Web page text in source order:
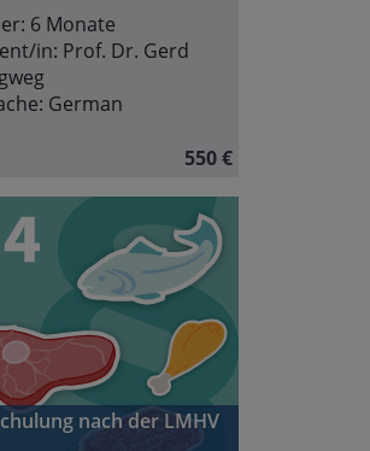
6 Monate
in: Prof. Dr. Gerd
German
550 €
nach der LMHV